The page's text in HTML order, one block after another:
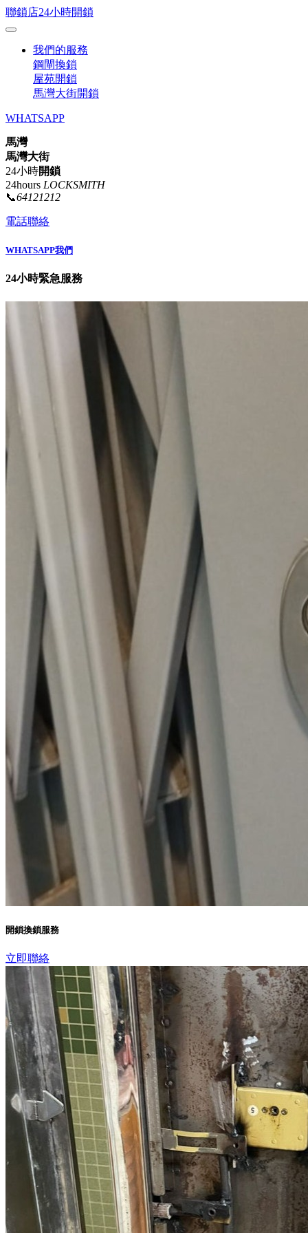
聯鎖店24小時開鎖
我們的服務
鋼閘換鎖
屋苑開鎖
馬灣大街開鎖
WHATSAPP
馬灣
馬灣大街
24小時開鎖
24hours LOCKSMITH
📞64121212
電話聯絡
WHATSAPP我們
24小時緊急服務
開鎖換鎖服務
立即聯絡